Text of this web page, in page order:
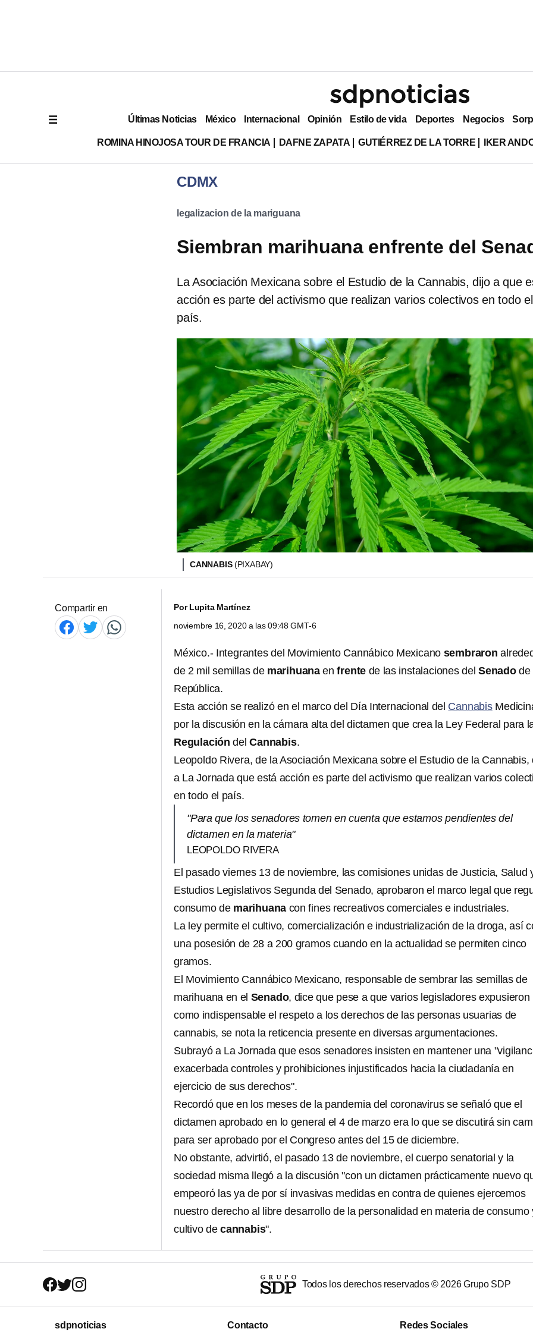
Últimas Noticias México Internacional Opinión Estilo de vida Deportes Negocios
ROMINA HINOJOSA TOUR DE FRANCIA DAFNE ZAPATA GUTIÉRREZ DE LA TORRE IKER
CDMX
legalizacion de la mariguana
Siembran marihuana enfrente del
La Asociación Mexicana sobre el Estudio de la Cannabis, dijo a que
acción es parte del activismo que realizan varios colectivos en todo el
país.
CANNABIS(PIXABAY)
Compartir en PorLupita Martínez
noviembre 16, 2020 a las 09:48 GMT-6
México.- Integrantes del Movimiento Cannábico Mexicano sembraron
de 2 mil semillas de marihuana enfrente de las instalaciones delSenadode
República.
Esta acción se realizó en el marco del Día Internacional del Cannabis
por la discusión en la cámara alta del dictamen que crea la Ley Federal para
Regulación delCannabis.
Leopoldo Rivera, de la Asociación Mexicana sobre el Estudio de la Cannabis,
a La Jornada que está acción es parte del activismo que realizan varios
en todo el país.
"Para que los senadores tomen en cuenta que estamos pendientes del
dictamen en la materia"
LEOPOLDO RIVERA
El pasado viernes 13 de noviembre, las comisiones unidas de Justicia, Salud
Estudios Legislativos Segunda del Senado, aprobaron el marco legal que
consumo de marihuana con fines recreativos comerciales e industriales.
La ley permite el cultivo, comercialización e industrialización de la droga, así
una posesión de 28 a 200 gramos cuando en la actualidad se permiten cinco
gramos.
El Movimiento Cannábico Mexicano, responsable de sembrar las semillas de
marihuana en el Senado, dice que pese a que varios legisladores expusieron
como indispensable el respeto a los derechos de las personas usuarias de
cannabis, se nota la reticencia presente en diversas argumentaciones.
Subrayó a La Jornada que esos senadores insisten en mantener una
exacerbada controles y prohibiciones injustificados hacia la ciudadanía en
ejercicio de sus derechos".
Recordó que en los meses de la pandemia del coronavirus se señaló que el
dictamen aprobado en lo general el 4 de marzo era lo que se discutirá sin
para ser aprobado por el Congreso antes del 15 de diciembre.
No obstante, advirtió, el pasado 13 de noviembre, el cuerpo senatorial y la
sociedad misma llegó a la discusión "con un dictamen prácticamente nuevo
empeoró las ya de por sí invasivas medidas en contra de quienes ejercemos
nuestro derecho al libre desarrollo de la personalidad en materia de consumo
cultivo de cannabis".
Todos los derechos reservados © 2026Grupo SDP
sdpnoticias Contacto Redes Sociales